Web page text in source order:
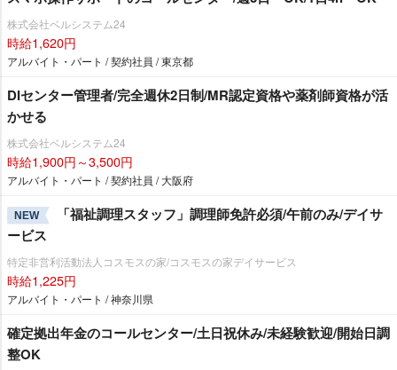
株式会社ベルシステム24
時給1,620円
アルバイト・パート / 契約社員 / 東京都
DIセンター管理者/完全週休2日制/MR認定資格や薬剤師資格が活
かせる
株式会社ベルシステム24
時給1,900円～3,500円
アルバイト・パート / 契約社員 / 大阪府
NEW
「福祉調理スタッフ」調理師免許必須/午前のみ/デイサ
ービス
特定非営利活動法人コスモスの家/コスモスの家デイサービス
時給1,225円
アルバイト・パート / 神奈川県
確定拠出年金のコールセンター/土日祝休み/未経験歓迎/開始日調
整OK